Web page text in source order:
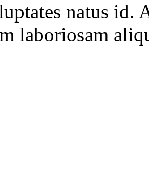
natus id.
laboriosam